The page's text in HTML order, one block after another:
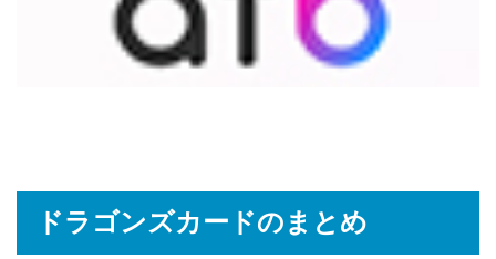
ドラゴンズカードのまとめ